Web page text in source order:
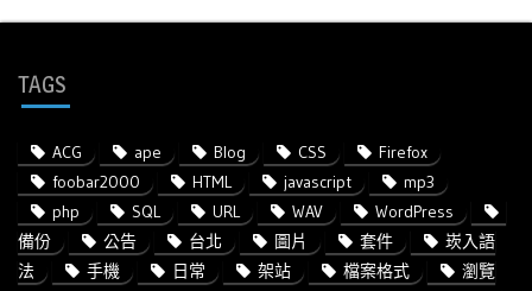
TAGS
ACG ape Blog CSS
Firefox
foobar2000
HTML javascript
mp3
php
SQL URL WAV
WordPress
備份
公告 台北 圖片 套件
崁入語
法
手機 日常 架站 檔案格式
瀏覽